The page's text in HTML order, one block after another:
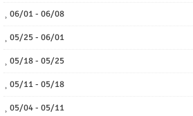
06/01 - 06/08
05/25 - 06/01
05/18 - 05/25
05/11 - 05/18
05/04 - 05/11